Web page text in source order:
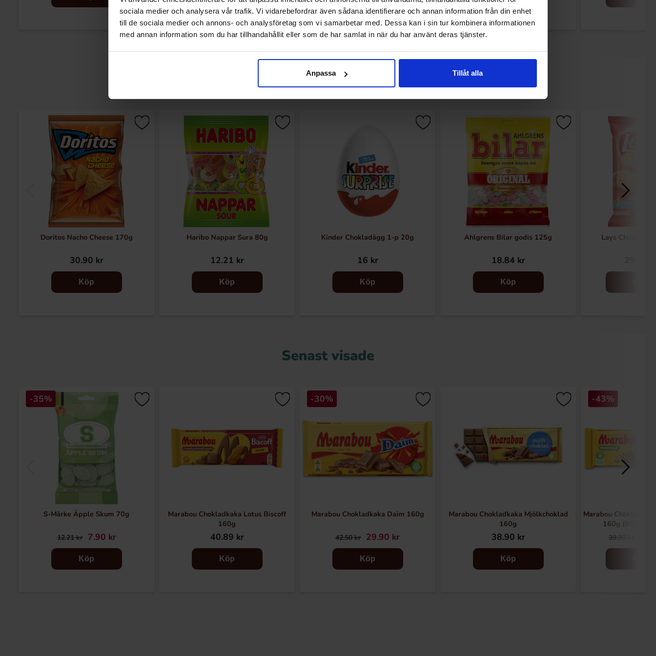
sociala medier och analysera vår trafik. Vi vidarebefordrar även sådana identifierare och annan information från din enhet
till de sociala medier och annons- och analysföretag som vi samarbetar med. Dessa kan i sin tur kombinera informationen
med annan information som du har tillhandahållit eller som de har samlat in när du har använt deras tjänster.
Anpassa Tillåt alla
Andra gillade
Doritos Nacho Cheese 170g
30.90 kr
Köp
Haribo Nappar Sura 80g
12.21 kr
Köp
Kinder Chokladägg 1-p 20g
16 kr
Köp
Ahlgrens Bilar godis 125g
18.84 kr
Köp
Lays Chips
Senast visade
-35%
S-Märke Äpple Skum 70g
12.21 kr 7.90 kr
Köp
Marabou Chokladkaka Lotus Biscoff
160g
40.89 kr
Köp
-30%
Marabou Chokladkaka Daim 160g
42.50 kr 29.90 kr
Köp
Marabou Chokladkaka Mjölkchoklad
160g
38.90 kr
Köp
-43%
Marabou
160g
39.90 kr